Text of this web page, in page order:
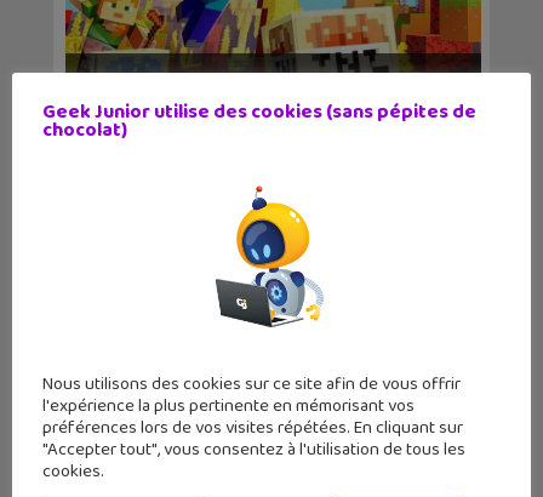
est disponible...
Adorable Adventures : la forêt
comme terrain de je...
Geek Junior utilise des cookies (sans pépites de
chocolat)
Nous utilisons des cookies sur ce site afin de vous offrir
l'expérience la plus pertinente en mémorisant vos
préférences lors de vos visites répétées. En cliquant sur
"Accepter tout", vous consentez à l'utilisation de tous les
cookies.